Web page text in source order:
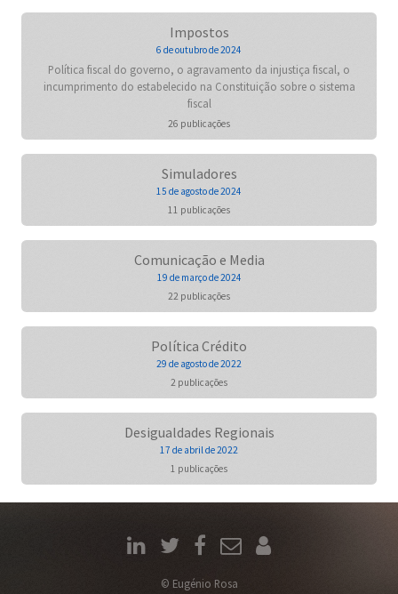
Impostos
6 de outubro de 2024
Política fiscal do governo, o agravamento da injustiça fiscal, o
incumprimento do estabelecido na Constituição sobre o sistema
fiscal
26 publicações
Simuladores
15 de agosto de 2024
11 publicações
Comunicação e Media
19 de março de 2024
22 publicações
Política Crédito
29 de agosto de 2022
2 publicações
Desigualdades Regionais
17 de abril de 2022
1 publicações
© Eugénio Rosa